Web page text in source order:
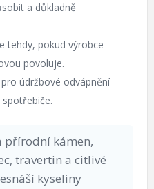
a důkladně
tehdy, pokud výrobce
povoluje.
údržbové odvápnění
přírodní kámen,
travertin a citlivé
kyseliny